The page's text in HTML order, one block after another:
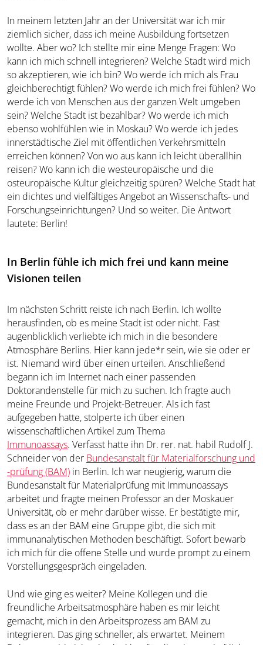
In meinem letzten Jahr an der Universität war ich mir
ziemlich sicher, dass ich meine Ausbildung fortsetzen
wollte. Aber wo? Ich stellte mir eine Menge Fragen: Wo
kann ich mich schnell integrieren? Welche Stadt wird mich
so akzeptieren, wie ich bin? Wo werde ich mich als Frau
gleichberechtigt fühlen? Wo werde ich mich frei fühlen? Wo
werde ich von Menschen aus der ganzen Welt umgeben
sein? Welche Stadt ist bezahlbar? Wo werde ich mich
ebenso wohlfühlen wie in Moskau? Wo werde ich jedes
innerstädtische Ziel mit öffentlichen Verkehrsmitteln
erreichen können? Von wo aus kann ich leicht überallhin
reisen? Wo kann ich die westeuropäische und die
osteuropäische Kultur gleichzeitig spüren? Welche Stadt hat
ein dichtes und vielfältiges Angebot an Wissenschafts- und
Forschungseinrichtungen? Und so weiter. Die Antwort
lautete: Berlin!
In Berlin fühle ich mich frei und kann meine
Visionen teilen
Im nächsten Schritt reiste ich nach Berlin. Ich wollte
herausfinden, ob es meine Stadt ist oder nicht. Fast
augenblicklich verliebte ich mich in die besondere
Atmosphäre Berlins. Hier kann jede*r sein, wie sie oder er
ist. Niemand wird über einen urteilen. Anschließend
begann ich im Internet nach einer passenden
Doktorandenstelle für mich zu suchen. Ich fragte auch
meine Freunde und Projekt-Betreuer. Als ich fast
aufgegeben hatte, stolperte ich über einen
wissenschaftlichen Artikel zum Thema
Immunoassays. Verfasst hatte ihn Dr. rer. nat. habil Rudolf J.
Schneider von der Bundesanstalt für Materialforschung und
-prüfung (BAM) in Berlin. Ich war neugierig, warum die
Bundesanstalt für Materialprüfung mit Immunoassays
arbeitet und fragte meinen Professor an der Moskauer
Universität, ob er mehr darüber wisse. Er bestätigte mir,
dass es an der BAM eine Gruppe gibt, die sich mit
immunanalytischen Methoden beschäftigt. Sofort bewarb
ich mich für die offene Stelle und wurde prompt zu einem
Vorstellungsgespräch eingeladen.
Und wie ging es weiter? Meine Kollegen und die
freundliche Arbeitsatmosphäre haben es mir leicht
gemacht, mich in den Arbeitsprozess am BAM zu
integrieren. Das ging schneller, als erwartet. Meinem